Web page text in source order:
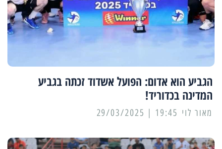
הגביע הוא אדום: הפועל אשדוד זכתה בגביע
המדינה בכדוריד!
מאור לוי 19:45 | 29/03/2025